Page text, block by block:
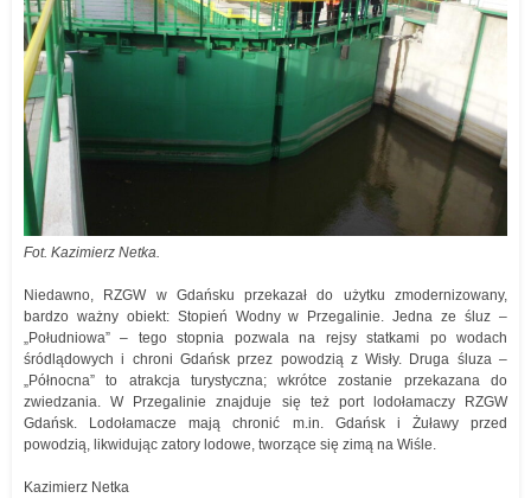
Fot. Kazimierz Netka.
Niedawno, RZGW w Gdańsku przekazał do użytku zmodernizowany,
bardzo ważny obiekt: Stopień Wodny w Przegalinie. Jedna ze śluz –
„Południowa” – tego stopnia pozwala na rejsy statkami po wodach
śródlądowych i chroni Gdańsk przez powodzią z Wisły. Druga śluza –
„Północna” to atrakcja turystyczna; wkrótce zostanie przekazana do
zwiedzania. W Przegalinie znajduje się też port lodołamaczy RZGW
Gdańsk. Lodołamacze mają chronić m.in. Gdańsk i Żuławy przed
powodzią, likwidując zatory lodowe, tworzące się zimą na Wiśle.
Kazimierz Netka